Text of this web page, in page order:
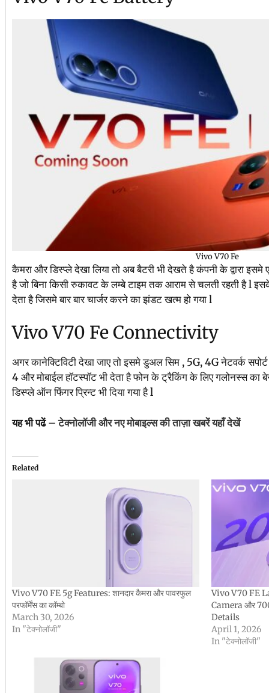
Vivo V70 Fe
कैमरा और डिस्प्ले देखा लिया तो अब बैटरी भी देखते है कंपनी के द्वारा
है जो बिना किसी रुकावट के लम्बे टाइम तक आराम से चलती रहती है l
देता है जिसमे बार बार चार्जर करने का झंडट खत्म हो गया l
Vivo V70 Fe Connectivity
अगर कानेक्टिविटी देखा जाए तो इसमे डुअल सिम , 5G, 4G नेटवर्क
4 और मोबाईल हॉटस्पॉट भी देता है फोन के ट्रैकिंग के लिए गलोनस्स का
डिस्प्ले ऑन फिंगर प्रिन्ट भीदियागया है l
यह भी पढें –टेक्नोलॉजी और नए मोबाइल्स की ताज़ा खबरें यहाँ देखें
Related
Vivo V70 FE 5g Features: शानदार कैमरा और पावरफुल
परफॉर्मेंस का कॉम्बो
March 30, 2026
In "टेक्नोलॉजी"
Vivo V70 FE
Camera और
Details
April 1, 2026
In "टेक्नोलॉजी"